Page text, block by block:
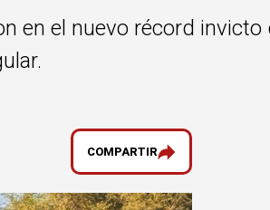
el nuevo récord invicto
COMPARTIR